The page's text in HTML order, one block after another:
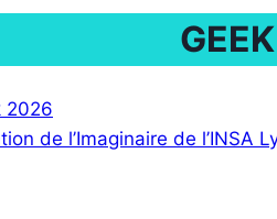
2026
de l’Imaginaire de l’INSA